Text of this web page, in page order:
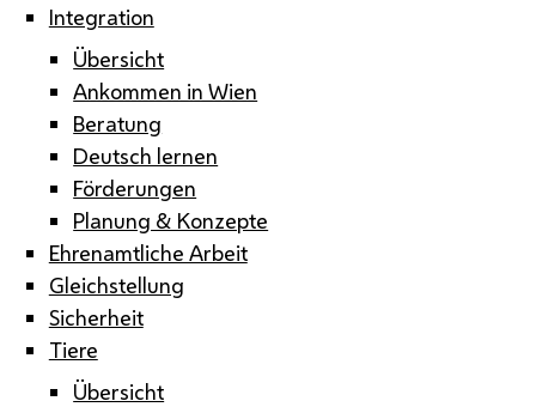
Integration
Übersicht
Ankommen in Wien
Beratung
Deutsch lernen
Förderungen
Planung & Konzepte
Ehrenamtliche Arbeit
Gleichstellung
Sicherheit
Tiere
Übersicht